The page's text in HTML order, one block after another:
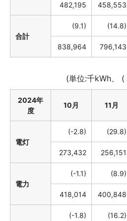
482,195 458,553
合計
(9.1) (14.8)
838,964 796,143
(単位:千kWh、 (
2024年
度
10月 11月
電灯
(-2.8) (29.8)
273,432 256,151
電力
(-1.1) (8.9)
418,014 400,848
(-1.8) (16.2)